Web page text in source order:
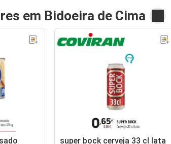
em Bidoeira de Cima
super bock cerveja 33 cl lata